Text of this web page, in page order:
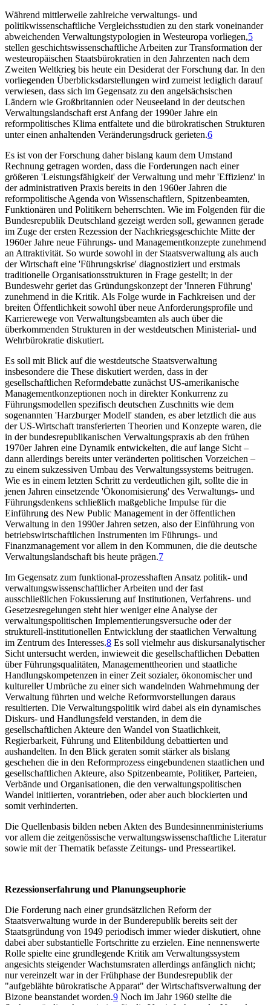
Während mittlerweile zahlreiche verwaltungs- und
politikwissenschaftliche Vergleichsstudien zu den stark voneinander
abweichenden Verwaltungstypologien in Westeuropa vorliegen,5
stellen geschichtswissenschaftliche Arbeiten zur Transformation der
westeuropäischen Staatsbürokratien in den Jahrzenten nach dem
Zweiten Weltkrieg bis heute ein Desiderat der Forschung dar. In den
vorliegenden Überblicksdarstellungen wird zumeist lediglich darauf
verwiesen, dass sich im Gegensatz zu den angelsächsischen
Ländern wie Großbritannien oder Neuseeland in der deutschen
Verwaltungslandschaft erst Anfang der 1990er Jahre ein
reformpolitisches Klima entfaltete und die bürokratischen Strukturen
unter einen anhaltenden Veränderungsdruck gerieten.6
Es ist von der Forschung daher bislang kaum dem Umstand
Rechnung getragen worden, dass die Forderungen nach einer
größeren 'Leistungsfähigkeit' der Verwaltung und mehr 'Effizienz' in
der administrativen Praxis bereits in den 1960er Jahren die
reformpolitische Agenda von Wissenschaftlern, Spitzenbeamten,
Funktionären und Politikern beherrschten. Wie im Folgenden für die
Bundesrepublik Deutschland gezeigt werden soll, gewannen gerade
im Zuge der ersten Rezession der Nachkriegsgeschichte Mitte der
1960er Jahre neue Führungs- und Managementkonzepte zunehmend
an Attraktivität. So wurde sowohl in der Staatsverwaltung als auch
der Wirtschaft eine 'Führungskrise' diagnostiziert und erstmals
traditionelle Organisationsstrukturen in Frage gestellt; in der
Bundeswehr geriet das Gründungskonzept der 'Inneren Führung'
zunehmend in die Kritik. Als Folge wurde in Fachkreisen und der
breiten Öffentlichkeit sowohl über neue Anforderungsprofile und
Karrierewege von Verwaltungsbeamten als auch über die
überkommenden Strukturen in der westdeutschen Ministerial- und
Wehrbürokratie diskutiert.
Es soll mit Blick auf die westdeutsche Staatsverwaltung
insbesondere die These diskutiert werden, dass in der
gesellschaftlichen Reformdebatte zunächst US-amerikanische
Managementkonzeptionen noch in direkter Konkurrenz zu
Führungsmodellen spezifisch deutschen Zuschnitts wie dem
sogenannten 'Harzburger Modell' standen, es aber letztlich die aus
der US-Wirtschaft transferierten Theorien und Konzepte waren, die
in der bundesrepublikanischen Verwaltungspraxis ab den frühen
1970er Jahren eine Dynamik entwickelten, die auf lange Sicht –
dann allerdings bereits unter veränderten politischen Vorzeichen –
zu einem sukzessiven Umbau des Verwaltungssystems beitrugen.
Wie es in einem letzten Schritt zu verdeutlichen gilt, sollte die in
jenen Jahren einsetzende 'Ökonomisierung' des Verwaltungs- und
Führungsdenkens schließlich maßgebliche Impulse für die
Einführung des New Public Management in der öffentlichen
Verwaltung in den 1990er Jahren setzen, also der Einführung von
betriebswirtschaftlichen Instrumenten im Führungs- und
Finanzmanagement vor allem in den Kommunen, die die deutsche
Verwaltungslandschaft bis heute prägen.7
Im Gegensatz zum funktional-prozesshaften Ansatz politik- und
verwaltungswissenschaftlicher Arbeiten und der fast
ausschließlichen Fokussierung auf Institutionen, Verfahrens- und
Gesetzesregelungen steht hier weniger eine Analyse der
verwaltungspolitischen Implementierungsversuche oder der
strukturell-institutionellen Entwicklung der staatlichen Verwaltung
im Zentrum des Interesses.8 Es soll vielmehr aus diskursanalytischer
Sicht untersucht werden, inwieweit die gesellschaftlichen Debatten
über Führungsqualitäten, Managementtheorien und staatliche
Handlungskompetenzen in einer Zeit sozialer, ökonomischer und
kultureller Umbrüche zu einer sich wandelnden Wahrnehmung der
Verwaltung führten und welche Reformvorstellungen daraus
resultierten. Die Verwaltungspolitik wird dabei als ein dynamisches
Diskurs- und Handlungsfeld verstanden, in dem die
gesellschaftlichen Akteure den Wandel von Staatlichkeit,
Regierbarkeit, Führung und Elitenbildung debattierten und
aushandelten. In den Blick geraten somit stärker als bislang
geschehen die in den Reformprozess eingebundenen staatlichen und
gesellschaftlichen Akteure, also Spitzenbeamte, Politiker, Parteien,
Verbände und Organisationen, die den verwaltungspolitischen
Wandel initiierten, vorantrieben, oder aber auch blockierten und
somit verhinderten.
Die Quellenbasis bilden neben Akten des Bundesinnenministeriums
vor allem die zeitgenössische verwaltungswissenschaftliche Literatur
sowie mit der Thematik befasste Zeitungs- und Presseartikel.
Rezessionserfahrung und Planungseuphorie
Die Forderung nach einer grundsätzlichen Reform der
Staatsverwaltung wurde in der Bunderepublik bereits seit der
Staatsgründung von 1949 periodisch immer wieder diskutiert, ohne
dabei aber substantielle Fortschritte zu erzielen. Eine nennenswerte
Rolle spielte eine grundlegende Kritik am Verwaltungssystem
angesichts steigender Wachstumsraten allerdings anfänglich nicht;
nur vereinzelt war in der Frühphase der Bundesrepublik der
"aufgeblähte bürokratische Apparat" der Wirtschaftsverwaltung der
Bizone beanstandet worden.9 Noch im Jahr 1960 stellte die